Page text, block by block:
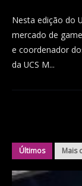
Nesta edição do
mercado de
e coordenador
da UCS M...
Últimos Mais